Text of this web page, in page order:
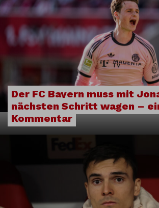
Der FC Bayern muss mit
nächsten Schritt wagen –
Kommentar